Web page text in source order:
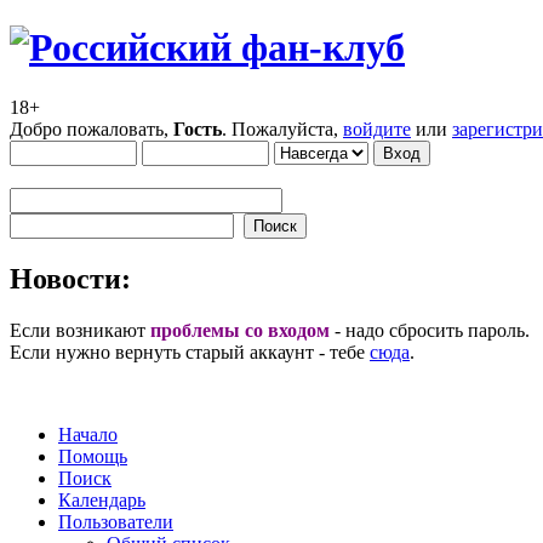
18+
Добро пожаловать, Гость. Пожалуйста, войдите или
Новости:
Если возникают проблемы со входом - надо сбросить пароль.
Если нужно вернуть старый аккаунт - тебе сюда.
Начало
Помощь
Поиск
Календарь
Пользователи